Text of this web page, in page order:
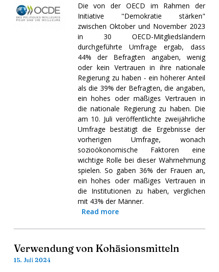
Die von der OECD im Rahmen der
Initiative "Demokratie stärken"
zwischen Oktober und November 2023
in 30 OECD-Mitgliedsländern
durchgeführte Umfrage ergab, dass
44% der Befragten angaben, wenig
oder kein Vertrauen in ihre nationale
Regierung zu haben - ein höherer Anteil
als die 39% der Befragten, die angaben,
ein hohes oder mäßiges Vertrauen in
die nationale Regierung zu haben. Die
am 10. Juli veröffentlichte zweijährliche
Umfrage bestätigt die Ergebnisse der
vorherigen Umfrage, wonach
sozioökonomische Faktoren eine
wichtige Rolle bei dieser Wahrnehmung
spielen. So gaben 36% der Frauen an,
ein hohes oder mäßiges Vertrauen in
die Institutionen zu haben, verglichen
mit 43% der Männer.
Read more
Verwendung von Kohäsionsmitteln
15. Juli 2024